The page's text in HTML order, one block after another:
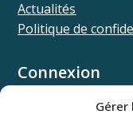
Gérer
Connexion
Univ.theia
Actualités
Politique de